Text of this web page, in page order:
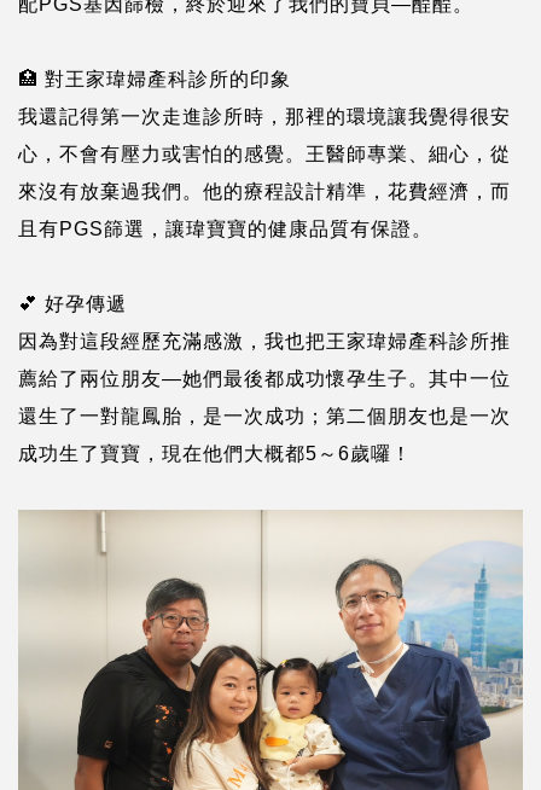
🏥 對王家瑋婦產科診所的印象
我還記得第一次走進診所時，那裡的環境讓我覺得很安
心，不會有壓力或害怕的感覺。王醫師專業、細心，從
來沒有放棄過我們。他的療程設計精準，花費經濟，而
且 有PGS篩選，讓瑋寶寶的健康品質有保證。
💕 好孕傳遞
因為對這段經歷充滿感激，我也把王家瑋婦產科診所推
薦給了兩位朋友—她們最後都成功懷孕生子。其中一位
還生了一對龍鳳胎，是一次成功；第二個朋友也是一次
成功生了寶寶，現在他們大概都5～6歲囉！